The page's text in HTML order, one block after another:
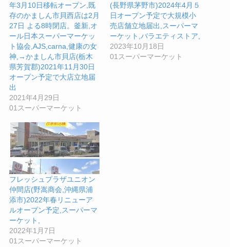
年3月10日移転オープン,既
存のかましん市貝西店は2月
27日 よる8時閉店。釜新,オ
ール日本スーパーマーケッ
ト協会,AJS,carna,健康の女
神,→かましん市貝店(栃木
県芳賀郡)2021年11月30日
オープン予定で大店立地届
出
2021年4月29日
01スーパーマーケット
(長野県茅野市)2024年4月５
日オープン予定で大規模小
売店舗立地届出,スーパーマ
ーケット,バラエティストア,
2023年10月18日
01スーパーマーケット
フレッシュプラザユニオン
仲間店(野嵩商会,沖縄県浦
添市)2022年春リニューア
ルオープン予定,スーパーマ
ーケット,
2022年1月7日
01スーパーマーケット